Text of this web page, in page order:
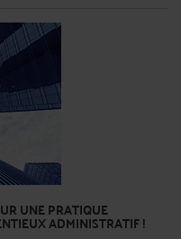
UNE PRATIQUE
ADMINISTRATIF !